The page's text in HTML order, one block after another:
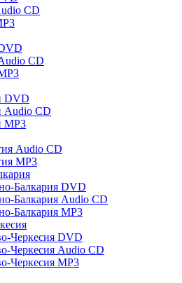
CD
CD
DVD
Audio CD
MP3
Audio CD
MP3
Балкария DVD
Балкария Audio CD
Балкария MP3
Черкесия DVD
Черкесия Audio CD
Черкесия MP3